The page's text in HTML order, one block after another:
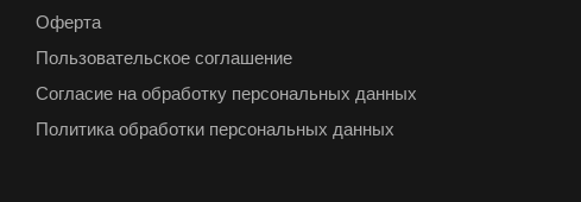
Оферта
Пользовательское соглашение
Согласие на обработку персональных данных
Политика обработки персональных данных